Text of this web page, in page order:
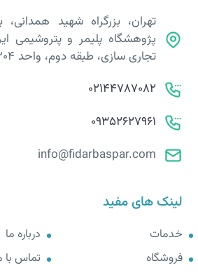
تهران، بزرگراه شهید همدانی،
پژوهشگاه پلیمر و پتروشیمی
تجاری سازی، طبقه دوم، واحد 204
02144787082
09352627961
info@fidarbaspar.com
لینک های مفید
خدمات
فروشگاه
درباره ما
تماس با